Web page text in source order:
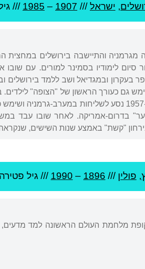
, ישראל///
1907
–
1985
///
לגרמניה ושב לארץ ב-1931, לאחר סיום לימודיו
בעקרון ובמגדיאל ושב ללמד בירושלים
למנהל המוסד לעליית הנוער "נווה הדסה". ב-1957 נסע
בדרום-אמריקה. לאחר שובו עבד
"קשת" באמצע שנות השישים,
, פולין ///
1896
–
1990 /// גיל פטירה: